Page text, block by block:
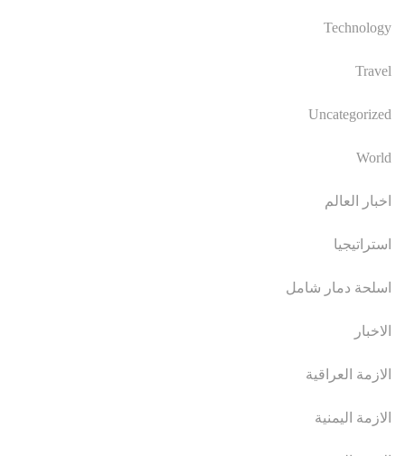
Technology
Travel
Uncategorized
World
اخبار العالم
استراتيجيا
اسلحة دمار شامل
الاخبار
الازمة العراقية
الازمة اليمنية